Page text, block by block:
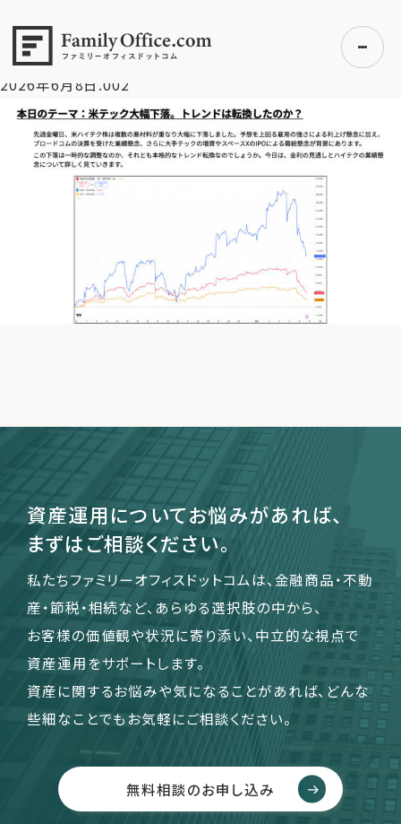
初めての方へ
ご利用の流れ・プラン
事例紹介
無料講座
コラム
運営会社
ファミリーオフィスとは
関連書籍
メールマガジン登録
よくある質問
急落！トレンド転換なのか？>2026年6月8日.002
2026年6月8日.002
資産運用についてお悩みがあれば、
まずはご相談ください。
私たちファミリーオフィスドットコムは、金融商品・不動
産・節税・相続など、あらゆる選択肢の中から、
お客様の価値観や状況に寄り添い、中立的な視点で
資産運用をサポートします。
資産に関するお悩みや気になることがあれば、どんな
些細なことでもお気軽にご相談ください。
無料相談のお申し込み